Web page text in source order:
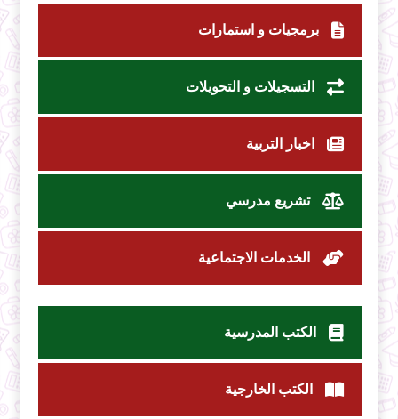
برمجيات و استمارات
التسجيلات و التحويلات
اخبار التربية
تشريع مدرسي
الخدمات الاجتماعية
الكتب المدرسية
الكتب الخارجية